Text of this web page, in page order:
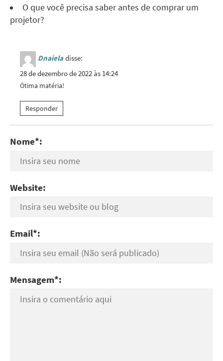
O que você precisa saber antes de comprar um
projetor?
Dnaiela disse:
28 de dezembro de 2022 às 14:24
Ótima matéria!
Responder
Nome*:
Website:
Email*:
Mensagem*: